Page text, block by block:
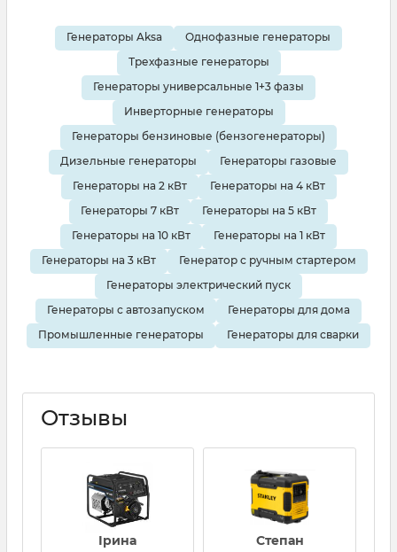
Генераторы Aksa
Однофазные генераторы
Трехфазные генераторы
Генераторы универсальные 1+3 фазы
Инверторные генераторы
Генераторы бензиновые (бензогенераторы)
Дизельные генераторы
Генераторы газовые
Генераторы на 2 кВт
Генераторы на 4 кВт
Генераторы 7 кВт
Генераторы на 5 кВт
Генераторы на 10 кВт
Генераторы на 1 кВт
Генераторы на 3 кВт
Генератор с ручным стартером
Генераторы электрический пуск
Генераторы с автозапуском
Генераторы для дома
Промышленные генераторы
Генераторы для сварки
Отзывы
Ірина Степан